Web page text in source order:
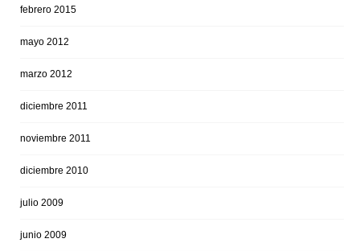
febrero 2015
mayo 2012
marzo 2012
diciembre 2011
noviembre 2011
diciembre 2010
julio 2009
junio 2009